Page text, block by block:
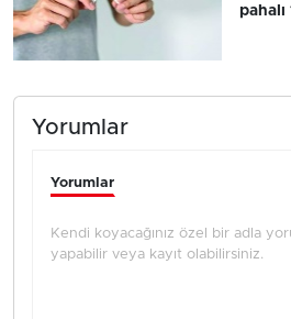
Yorumlar
Yorumlar
Kendi koyacağınız özel bir adla
yapabilir veya kayıt olabilirsiniz.